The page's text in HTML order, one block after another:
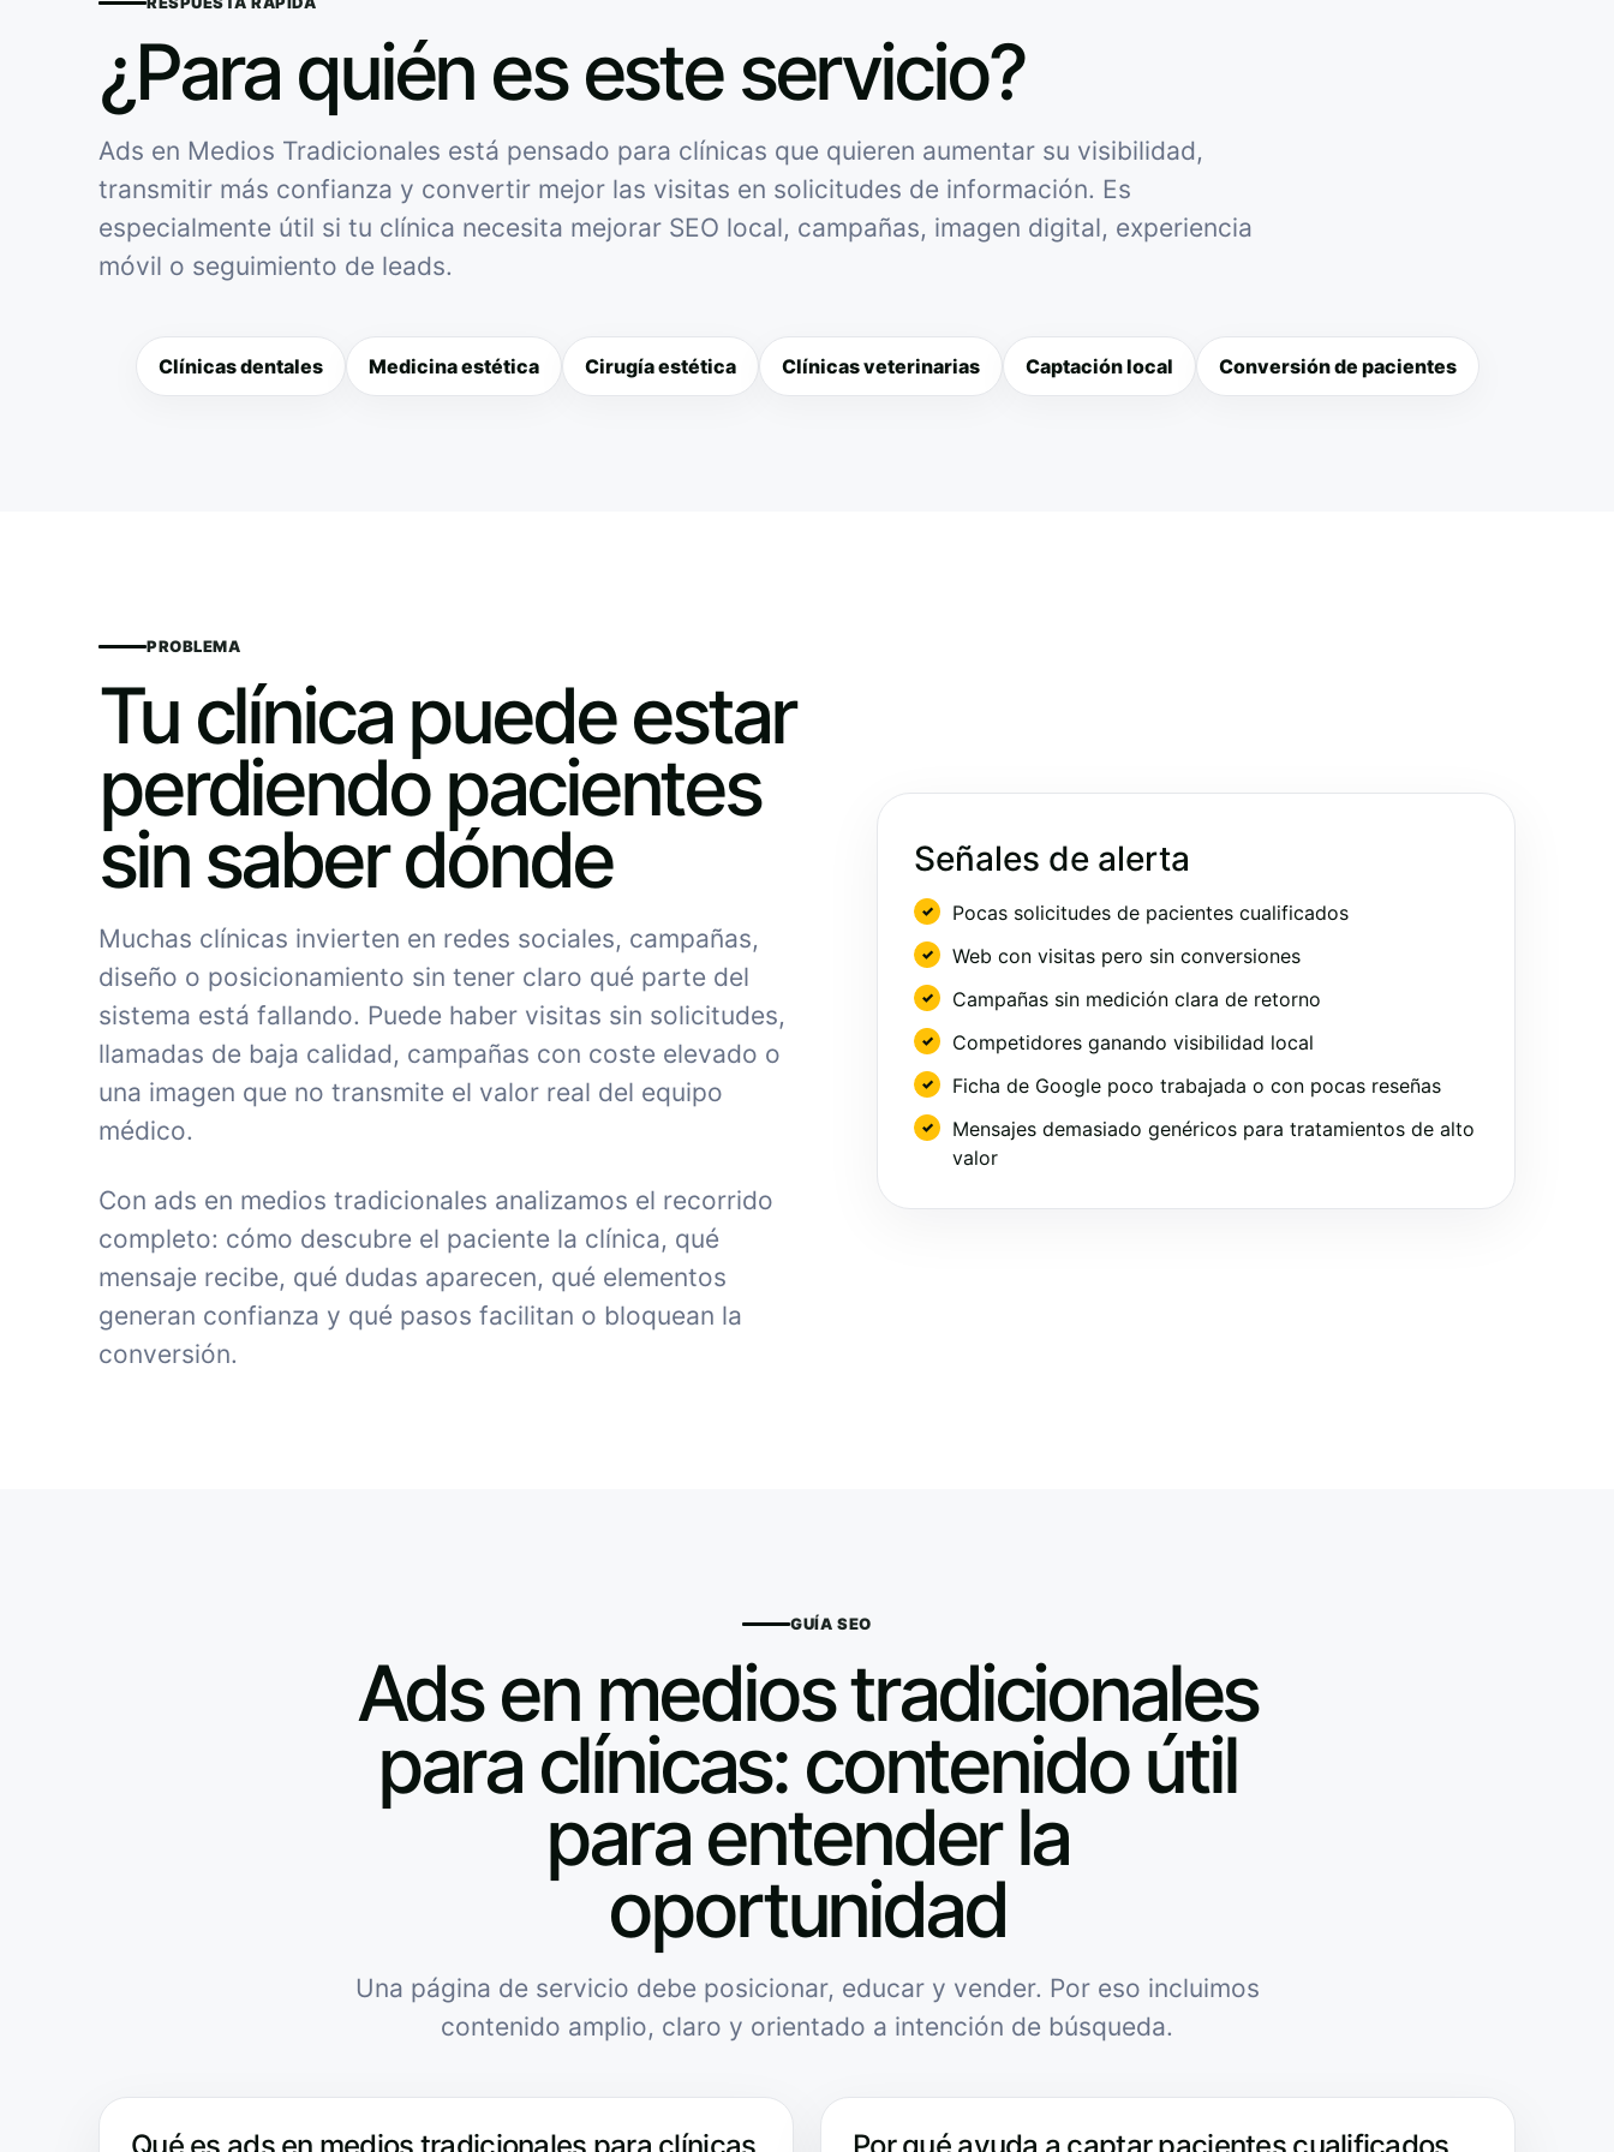
¿Para quién es este servicio?
Ads en Medios Tradicionales está pensado para clínicas que quieren aumentar su visibilidad,
transmitir más confianza y convertir mejor las visitas en solicitudes de información. Es
especialmente útil si tu clínica necesita mejorar SEO local, campañas, imagen digital, experiencia
móvil o seguimiento de leads.
Clínicas dentales Medicina estética Cirugía estética Clínicas veterinarias Captación local Conversión de pacientes
PROBLEMA
Tu clínica puede estar
perdiendo pacientes
sin saber dónde
Muchas clínicas invierten en redes sociales, campañas,
diseño o posicionamiento sin tener claro qué parte del
sistema está fallando. Puede haber visitas sin solicitudes,
llamadas de baja calidad, campañas con coste elevado o
una imagen que no transmite el valor real del equipo
médico.
Con ads en medios tradicionales analizamos el recorrido
completo: cómo descubre el paciente la clínica, qué
mensaje recibe, qué dudas aparecen, qué elementos
generan confianza y qué pasos facilitan o bloquean la
conversión.
Señales de alerta
Pocas solicitudes de pacientes cualificados
Web con visitas pero sin conversiones
Campañas sin medición clara de retorno
Competidores ganando visibilidad local
Ficha de Google poco trabajada o con pocas reseñas
Mensajes demasiado genéricos para tratamientos de alto
valor
GUÍA SEO
Ads en medios tradicionales
para clínicas: contenido útil
para entender la
oportunidad
Una página de servicio debe posicionar, educar y vender. Por eso incluimos
contenido amplio, claro y orientado a intención de búsqueda.